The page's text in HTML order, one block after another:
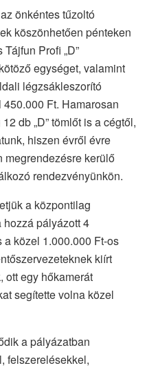
önkéntes tűzoltó
köszönhetően pénteken
Profi „D”
egységet, valamint
légzsákleszorító
Ft. Hamarosan
db „D” tömlőt is a cégtől,
hiszen évről évre
megrendezésre kerülő
rendezvényünkön.
a központilag
pályázott 4
közel 1.000.000 Ft-os
kiírt
ott egy hőkamerát
segítette volna közel
a pályázatban
felszerelésekkel,